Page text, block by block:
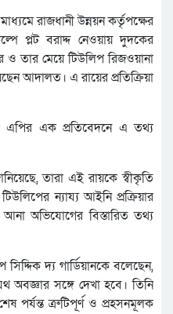
রাজধানী উন্নয়ন কর্তৃপক্ষের
প্লট বরাদ্দ নেওয়ায় দুদকের
ও তার মেয়ে টিউলিপ রিজওয়ানা
আদালত। এ রায়ের প্রতিক্রিয়া
এপির এক প্রতিবেদনে এ তথ্য
তারা এই রায়কে স্বীকৃতি
ন্যায্য আইনি প্রক্রিয়ার
অভিযোগের বিস্তারিত তথ্য
দ্য গার্ডিয়ানকে বলেছেন,
সঙ্গে দেখা হবে। তিনি
পর্যন্ত ত্রুটিপূর্ণ ও প্রহসনমূলক